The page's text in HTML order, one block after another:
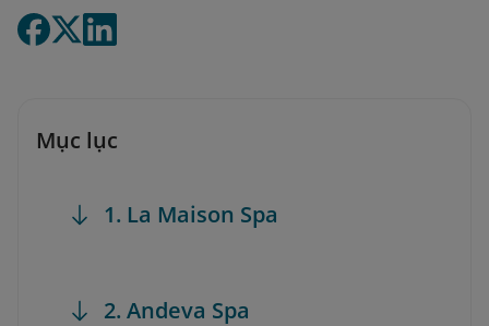
Mục lục
1. La Maison Spa
2. Andeva Spa